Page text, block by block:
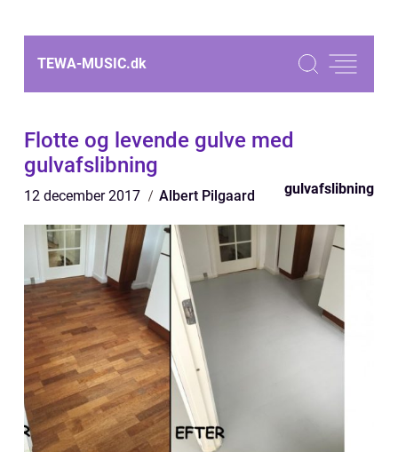
TEWA-MUSIC.dk
Flotte og levende gulve med
gulvafslibning
12 december 2017 Albert Pilgaard gulvafslibning